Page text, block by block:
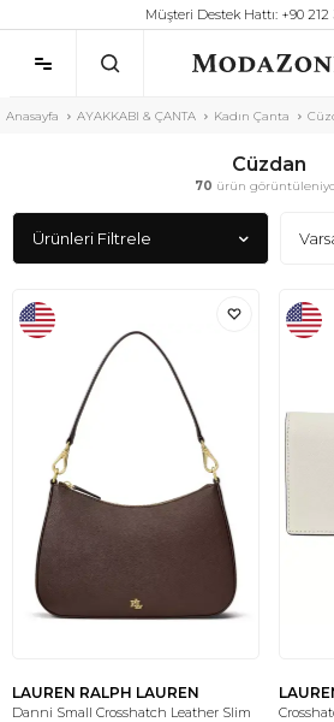
Müşteri Destek Hattı: +90 212
Anasayfa AYAKKABI & ÇANTA Kadın Çanta
Cüzdan
70 ürün
Ürünleri Filtrele
LAUREN RALPH LAUREN
Danni Small Crosshatch Leather Slim